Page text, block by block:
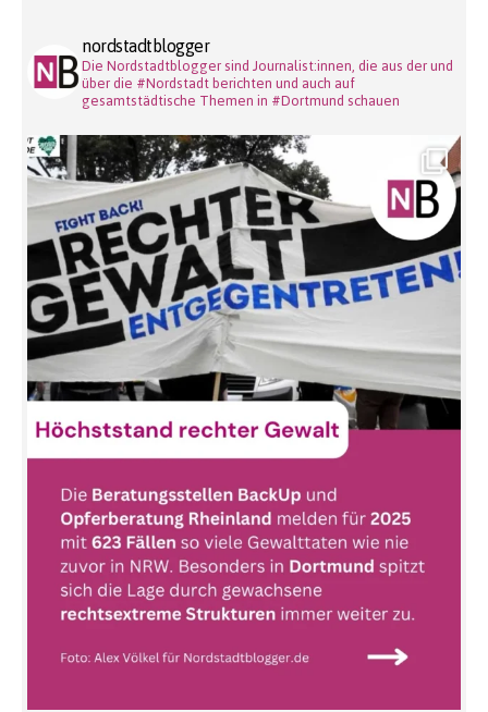
nordstadtblogger
Die Nordstadtblogger sind Journalist:innen, die aus der und
über die #Nordstadt berichten und auch auf
gesamtstädtische Themen in #Dortmund schauen